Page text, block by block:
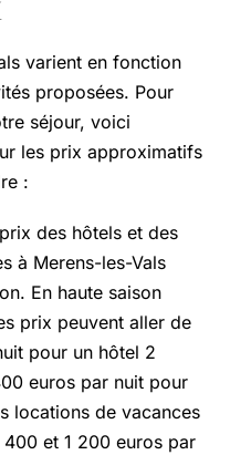
varient en fonction
proposées. Pour
séjour, voici
les prix approximatifs
:
des hôtels et des
à Merens-les-Vals
En haute saison
prix peuvent aller de
pour un hôtel 2
euros par nuit pour
locations de vacances
et 1 200 euros par